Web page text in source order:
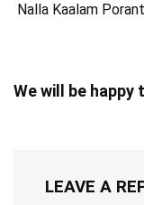
Nalla Kaalam
We will be
LEAVE A